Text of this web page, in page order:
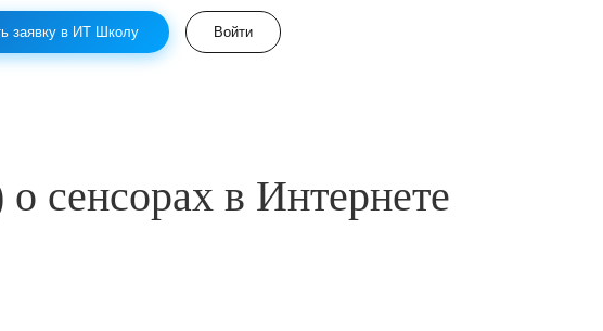
заявку в ИТ Школу Войти
сенсорах в Интернете